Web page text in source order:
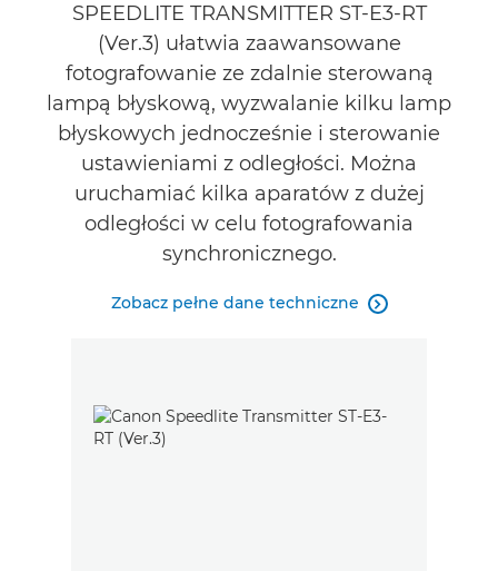
Pomoc techniczna
SPEEDLITE TRANSMITTER ST-E3-RT
(Ver.3) ułatwia zaawansowane
fotografowanie ze zdalnie sterowaną
lampą błyskową, wyzwalanie kilku lamp
błyskowych jednocześnie i sterowanie
ustawieniami z odległości. Można
uruchamiać kilka aparatów z dużej
odległości w celu fotografowania
synchronicznego.
Zobacz pełne dane techniczne 